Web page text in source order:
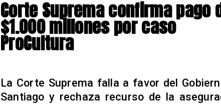
Corte Suprema confirma pago
$1.000 millones por caso
ProCultura
La Corte Suprema falla a favor del
Santiago y rechaza recurso de la